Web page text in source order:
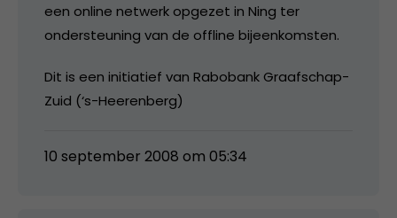
een online netwerk opgezet in Ning ter
ondersteuning van de offline bijeenkomsten.
Dit is een initiatief van Rabobank Graafschap-
Zuid (‘s-Heerenberg)
10 september 2008 om 05:34